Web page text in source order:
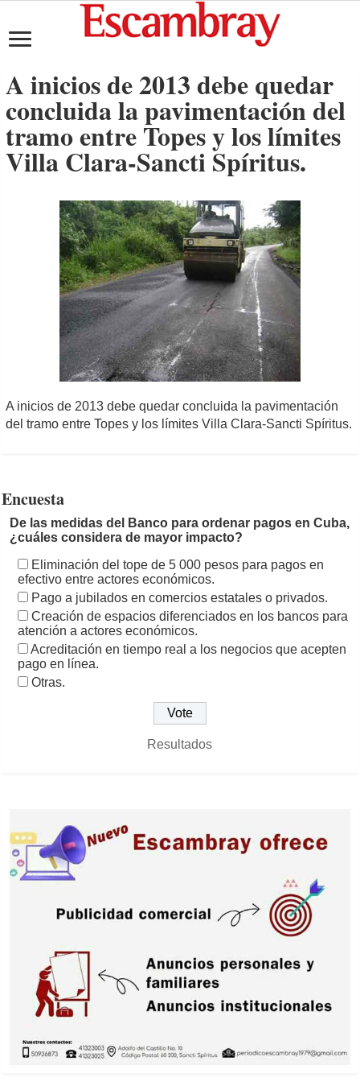
A inicios de 2013 debe quedar
concluida la pavimentación del
tramo entre Topes y los límites
Villa Clara-Sancti Spíritus.
A inicios de 2013 debe quedar concluida la pavimentación
del tramo entre Topes y los límites Villa Clara-Sancti Spíritus.
Encuesta
De las medidas del Banco para ordenar pagos en Cuba,
¿cuáles considera de mayor impacto?
Eliminación del tope de 5 000 pesos para pagos en
efectivo entre actores económicos.
Pago a jubilados en comercios estatales o privados.
Creación de espacios diferenciados en los bancos para
atención a actores económicos.
Acreditación en tiempo real a los negocios que acepten
pago en línea.
Otras.
Resultados